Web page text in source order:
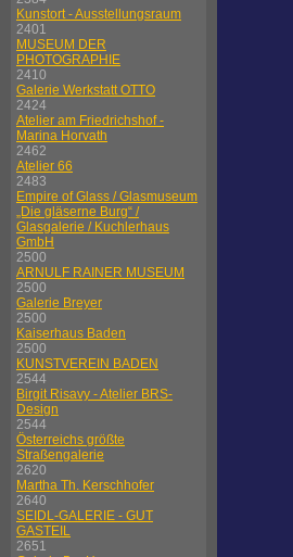
Kunstort - Ausstellungsraum
2401
MUSEUM DER
PHOTOGRAPHIE
2410
Galerie Werkstatt OTTO
2424
Atelier am Friedrichshof -
Marina Horvath
2462
Atelier 66
2483
Empire of Glass / Glasmuseum
„Die gläserne Burg“ /
Glasgalerie / Kuchlerhaus
GmbH
2500
ARNULF RAINER MUSEUM
2500
Galerie Breyer
2500
Kaiserhaus Baden
2500
KUNSTVEREIN BADEN
2544
Birgit Risavy - Atelier BRS-
Design
2544
Österreichs größte
Straßengalerie
2620
Martha Th. Kerschhofer
2640
SEIDL-GALERIE - GUT
GASTEIL
2651